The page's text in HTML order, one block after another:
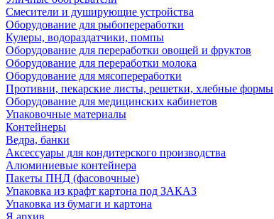
Смесители и душирующие устройства
Оборудование для рыбопереработки
Кулеры, водораздатчики, помпы
Оборудование для переработки овощей и фруктов
Оборудование для переработки молока
Оборудование для мясопереработки
Противни, пекарские листы, решетки, хлебные формы
Оборудование для медицинских кабинетов
Упаковочные материалы
Контейнеры
Ведра, банки
Аксессуары для кондитерского производства
Алюминиевые контейнера
Пакеты ПНД (фасовочные)
Упаковка из крафт картона под ЗАКАЗ
Упаковка из бумаги и картона
Я архив